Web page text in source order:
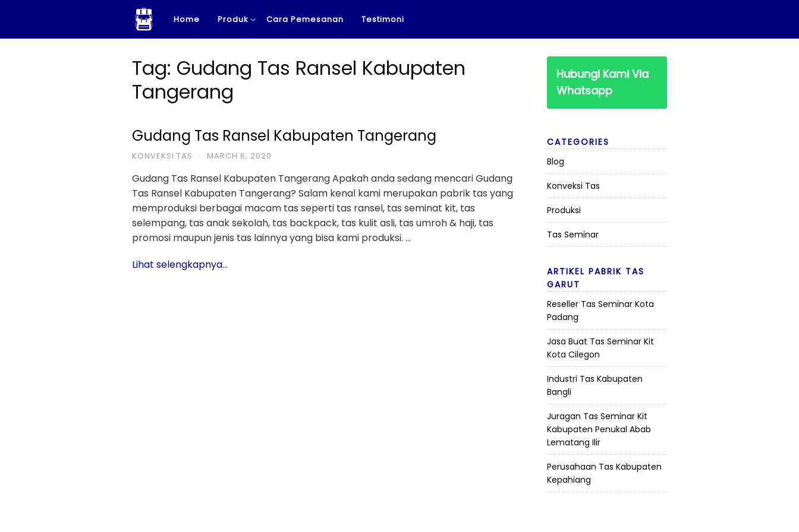
content
Home Produk Cara Pemesanan Testimoni
Tag: Gudang Tas Ransel Kabupaten
Tangerang
Gudang Tas Ransel Kabupaten Tangerang
KONVEKSI TAS · MARCH 6, 2020
Gudang Tas Ransel Kabupaten Tangerang Apakah anda sedang mencari Gudang
Tas Ransel Kabupaten Tangerang? Salam kenal kami merupakan pabrik tas yang
memproduksi berbagai macam tas seperti tas ransel, tas seminat kit, tas
selempang, tas anak sekolah, tas backpack, tas kulit asli, tas umroh & haji, tas
promosi maupun jenis tas lainnya yang bisa kami produksi. …
Lihat selengkapnya...
Hubungi Kami Via
Whatsapp
CATEGORIES
Blog
Konveksi Tas
Produksi
Tas Seminar
ARTIKEL PABRIK TAS
GARUT
Reseller Tas Seminar Kota
Padang
Jasa Buat Tas Seminar Kit
Kota Cilegon
Industri Tas Kabupaten
Bangli
Juragan Tas Seminar Kit
Kabupaten Penukal Abab
Lematang Ilir
Perusahaan Tas Kabupaten
Kepahiang